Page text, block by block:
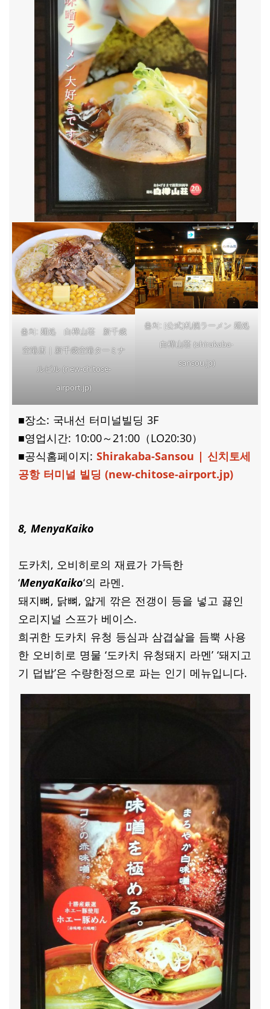
출처: 麺処 白樺山荘 新千歳
空港店 | 新千歳空港ターミナ
ルビル (new-chitose-
airport.jp)
출처: [公式]札幌ラーメン 麺処
白樺山荘 (shirakaba-
sansou.jp)
■장소: 국내선 터미널빌딩 3F
■영업시간: 10:00～21:00（LO20:30）
■공식홈페이지: Shirakaba-Sansou | 신치토세
공항 터미널 빌딩 (new-chitose-airport.jp)
8, MenyaKaiko
도카치, 오비히로의 재료가 가득한
‘MenyaKaiko‘의 라멘.
돼지뼈, 닭뼈, 얇게 깎은 전갱이 등을 넣고 끓인
오리지널 스프가 베이스.
희귀한 도카치 유청 등심과 삼겹살을 듬뿍 사용
한 오비히로 명물 ‘도카치 유청돼지 라멘’ ‘돼지고
기 덥밥’은 수량한정으로 파는 인기 메뉴입니다.